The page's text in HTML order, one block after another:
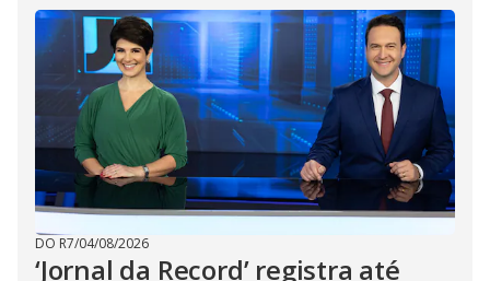
DO R7/04/08/2026
‘Jornal da Record’ registra até